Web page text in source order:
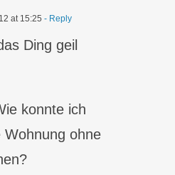
at 15:25 - Reply
Ding geil
konnte ich
Wohnung ohne